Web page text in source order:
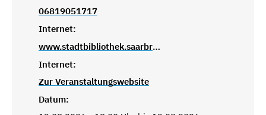
06819051717
Internet:
www.stadtbibliothek.saarbruecken.de
Internet:
Zur Veranstaltungswebsite
Datum: